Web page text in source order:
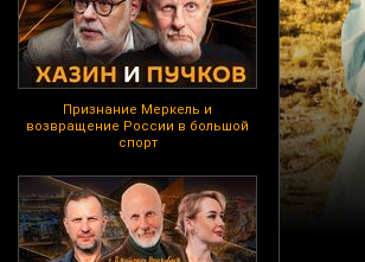
Признание Меркель и
возвращение России в большой
спорт